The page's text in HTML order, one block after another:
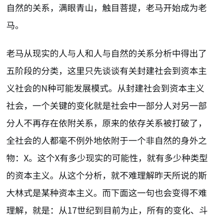
自然的关系，满眼青山，触目菩提，老马开始成为老
马。
老马从现实的人与人和人与自然的关系分析中得出了
五阶段的分类，这里只先谈谈有关封建社会到资本主
义社会的N种可能发展模式。从封建社会到资本主义
社会，一个关键的变化就是社会中一部分人对另一部
分人不再存在依附关系，原来的依存关系被打破了，
全社会的人都毫不例外地依附于一个非自然的身外之
物：X。这个X有多少现实的可能性，就有多少种类型
的资本主义。从这个分析，就不难理解昨天所说的斯
大林式是某种资本主义。而下面这一句也会变得不难
理解，就是：从17世纪到目前为止，所有的变化、斗